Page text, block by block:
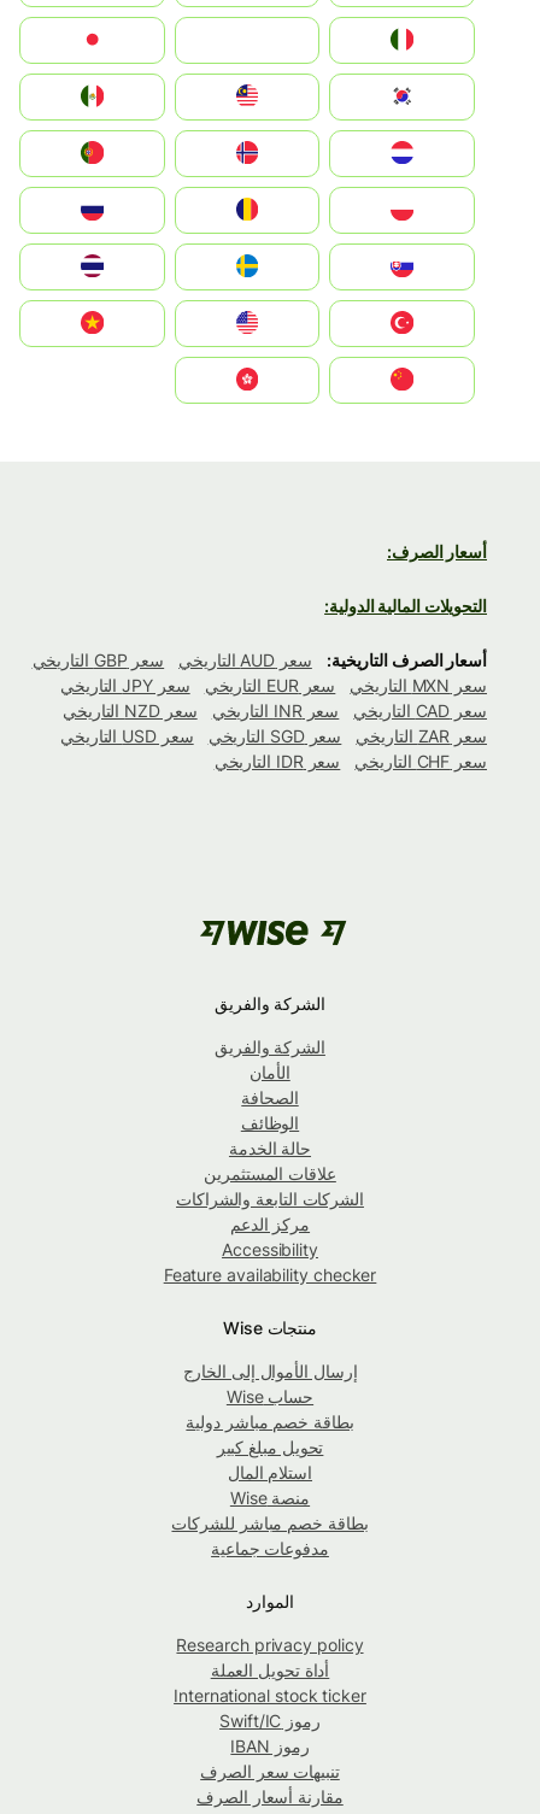
South Korea
Nederland
Portugal
România
Slovensko
United States
Vietnam
أسعار الصرف:
التحويلات المالية الدولية:
أسعار الصرف التاريخية: سعر AUD التاريخي
سعر GBP التاريخي
سعر MXN التاريخي
سعر EUR التاريخي
سعر JPY التاريخي
سعر CAD التاريخي
سعر INR التاريخي
سعر NZD التاريخي
سعر ZAR التاريخي
سعر SGD التاريخي
سعر USD التاريخي
سعر CHF التاريخي
سعر IDR التاريخي
الشركة والفريق
الشركة والفريق
الأمان
الصحافة
الوظائف
حالة الخدمة
علاقات المستثمرين
الشركات التابعة والشراكات
مركز الدعم
Accessibility
Feature availability checker
منتجات Wise
إرسال الأموال إلى الخارج
حساب Wise
بطاقة خصم مباشر دولية
تحويل مبلغ كبير
استلام المال
منصة Wise
بطاقة خصم مباشر للشركات
مدفوعات جماعية
الموارد
Research privacy policy
أداة تحويل العملة
International stock ticker
رموز Swift/IC
رموز IBAN
تنبيهات سعر الصرف
مقارنة أسعار الصرف